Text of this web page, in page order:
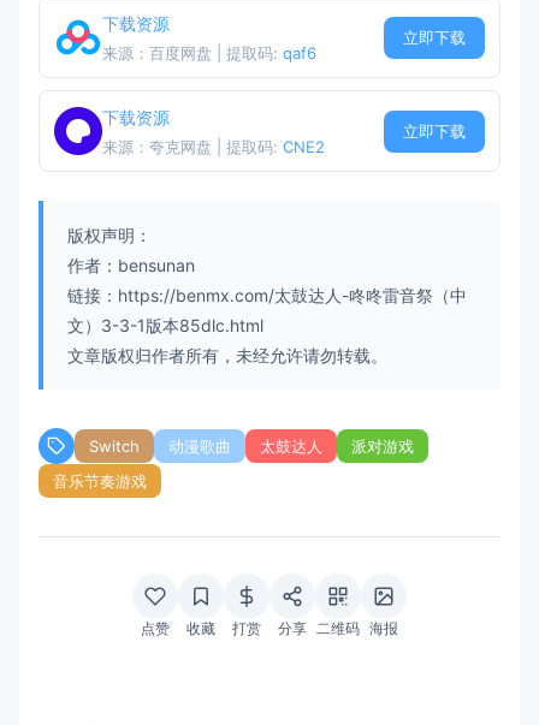
下载资源
来源：百度网盘 | 提取码: qaf6
立即下载
下载资源
来源：夸克网盘 | 提取码: CNE2
立即下载
版权声明：
作者：bensunan
链接：https://benmx.com/太鼓达人-咚咚雷音祭（中
文）3-3-1版本85dlc.html
文章版权归作者所有，未经允许请勿转载。
Switch 动漫歌曲 太鼓达人
派对游戏
音乐节奏游戏
点赞 收藏 打赏 分享 二维码 海报